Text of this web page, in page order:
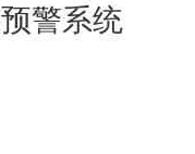
警系统